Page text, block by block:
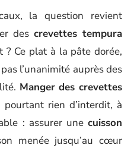
la question revient
des crevettes tempura
? Ce plat à la pâte dorée,
l’unanimité auprès des
Manger des crevettes
pourtant rien d’interdit, à
: assurer une cuisson
menée jusqu’au cœur